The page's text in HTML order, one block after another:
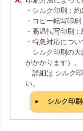
・シルク印刷：
・コピー転写印
・高温転写印刷
・特急対応につい
シルク印刷の大
がかかります）。
詳細は シルク印
い。
シルク印